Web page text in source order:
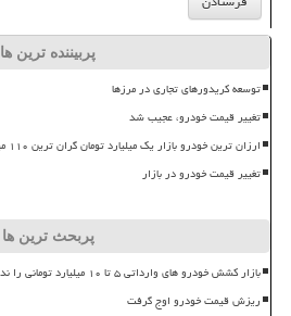
پربیننده ترین ها
توسعه کریدورهای تجاری در مرزها
تغییر قیمت خودرو، عجیب شد
ارزان ترین خودرو بازار یک میلیارد تومان گران ترین ۱۱۰ میلیارد تومان
تغییر قیمت خودرو در بازار
پربحث ترین ها
بازار کشش خودرو های وارداتی ۵ تا ۱۰ میلیارد تومانی را ندارد
ریزش قیمت خودرو اوج گرفت